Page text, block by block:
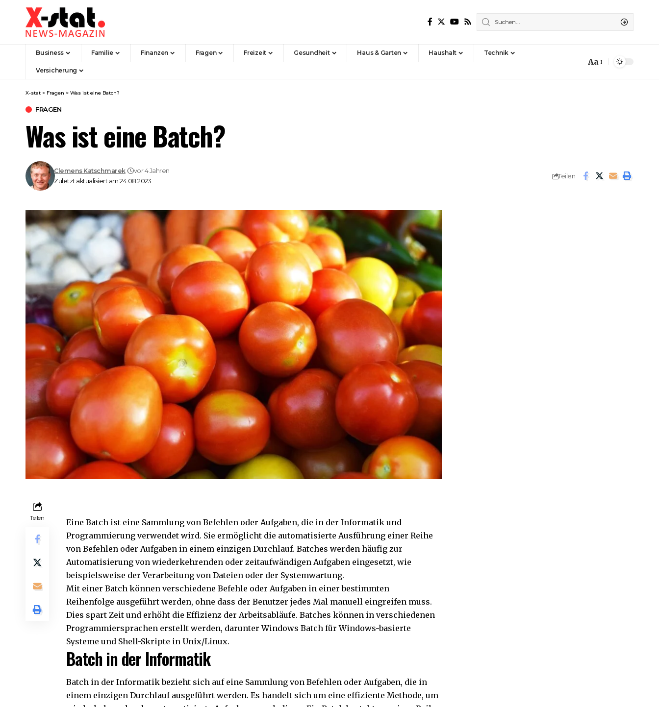
Business Familie Finanzen Fragen Freizeit Gesundheit Haus & Garten Haushalt Technik
Versicherung
Font
Aa
X-stat > Fragen > Was ist eine Batch?
FRAGEN
Was ist eine Batch?
Zuletzt aktualisiert am 24.08.2023
Clemens Katschmarek vor 4 Jahren
Teilen
Teilen
Eine Batch ist eine Sammlung von Befehlen oder Aufgaben, die in der Informatik und
Programmierung verwendet wird. Sie ermöglicht die automatisierte Ausführung einer Reihe
von Befehlen oder Aufgaben in einem einzigen Durchlauf. Batches werden häufig zur
Automatisierung von wiederkehrenden oder zeitaufwändigen Aufgaben eingesetzt, wie
beispielsweise der Verarbeitung von Dateien oder der Systemwartung.
Mit einer Batch können verschiedene Befehle oder Aufgaben in einer bestimmten
Reihenfolge ausgeführt werden, ohne dass der Benutzer jedes Mal manuell eingreifen muss.
Dies spart Zeit und erhöht die Effizienz der Arbeitsabläufe. Batches können in verschiedenen
Programmiersprachen erstellt werden, darunter Windows Batch für Windows-basierte
Systeme und Shell-Skripte in Unix/Linux.
Batch in der Informatik
Batch in der Informatik bezieht sich auf eine Sammlung von Befehlen oder Aufgaben, die in
einem einzigen Durchlauf ausgeführt werden. Es handelt sich um eine effiziente Methode, um